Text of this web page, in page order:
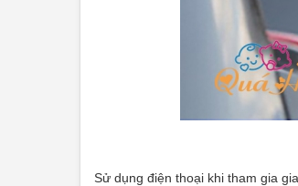
Sử dụng điện thoại khi tham gia